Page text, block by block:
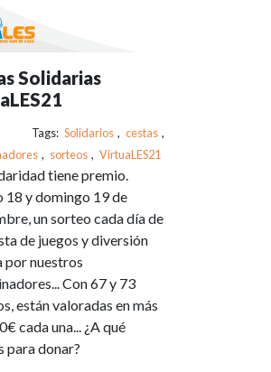
Solidarias
Tags: Solidarios , cestas ,
, sorteos , VirtuaLES21
tiene premio.
18 y domingo 19 de
un sorteo cada día de
de juegos y diversión
por nuestros
Con 67 y 73
están valoradas en más
cada una... ¿A qué
para donar?